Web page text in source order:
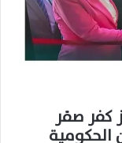
كفر صقر
الحكومية